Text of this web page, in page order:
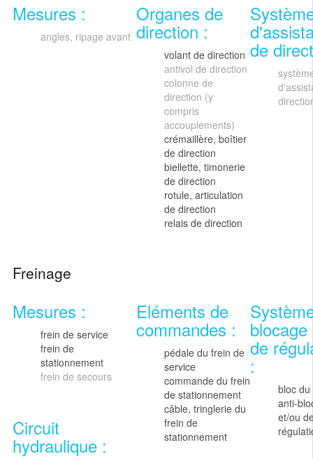
Mesures :
angles, ripage avant
Organes de
direction :
volant de direction
antivol de direction
colonne de
direction (y
compris
accouplements)
crémaillère, boîtier
de direction
biellette, timonerie
de direction
rotule, articulation
de direction
relais de direction
de
Freinage
Mesures :
frein de service
frein de
stationnement
frein de secours
Circuit
hydraulique :
Eléments de
commandes :
pédale du frein de
service
commande du frein
de stationnement
câble, tringlerie du
frein de
stationnement
de
:
bloc
anti-
et/ou